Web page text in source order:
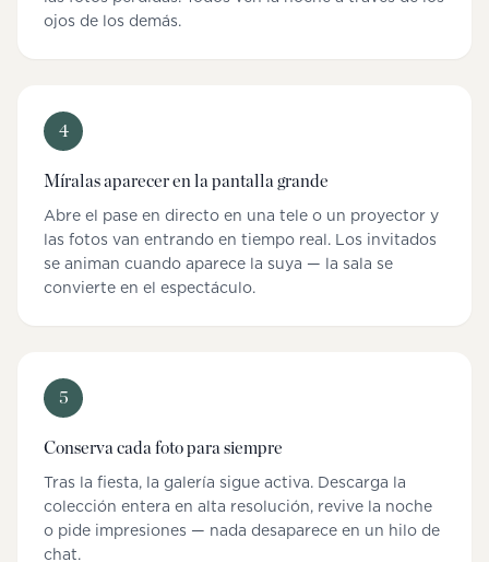
ojos de los demás.
4
Míralas aparecer en la pantalla grande
Abre el pase en directo en una tele o un proyector y
las fotos van entrando en tiempo real. Los invitados
se animan cuando aparece la suya — la sala se
convierte en el espectáculo.
5
Conserva cada foto para siempre
Tras la fiesta, la galería sigue activa. Descarga la
colección entera en alta resolución, revive la noche
o pide impresiones — nada desaparece en un hilo de
chat.